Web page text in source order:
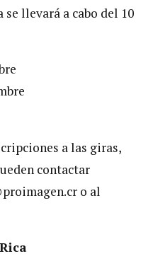
llevará a cabo del 10
a las giras,
contactar
o al